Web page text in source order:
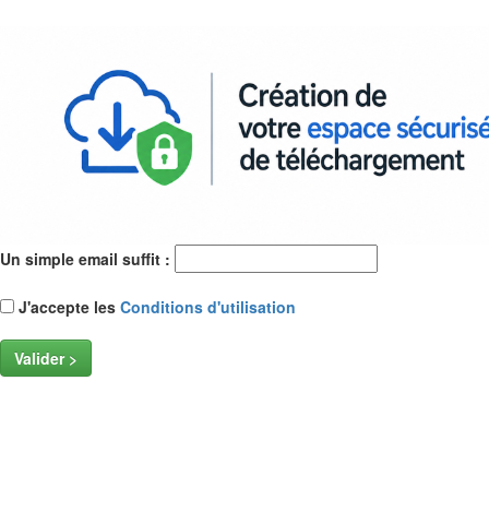
Un simple email suffit :
J'accepte les Conditions d'utilisation
Valider >